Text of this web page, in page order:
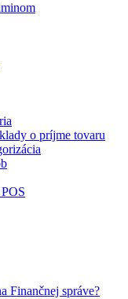
o príjme tovaru
Finančnej správe?